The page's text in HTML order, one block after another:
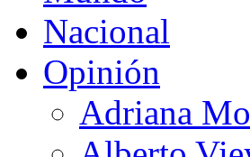
Nacional
Opinión
Adriana